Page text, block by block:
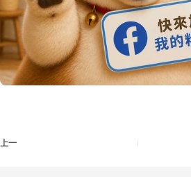
上一